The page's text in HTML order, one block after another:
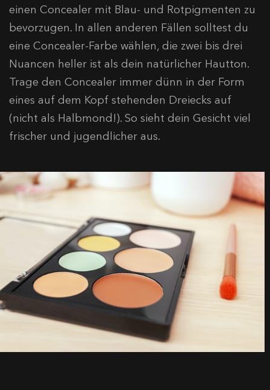
einen Concealer mit Blau- und Rotpigmenten zu
bevorzugen. In allen anderen Fällen solltest du
eine Concealer-Farbe wählen, die zwei bis drei
Nuancen heller ist als dein natürlicher Hautton.
Trage den Concealer immer dünn in der Form
eines auf dem Kopf stehenden Dreiecks auf
(nicht als Halbmond!). So sieht dein Gesicht viel
frischer und jugendlicher aus.